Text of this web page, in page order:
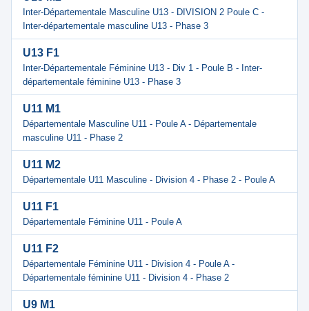
Inter-Départementale Masculine U13 - DIVISION 2 Poule C -
Inter-départementale masculine U13 - Phase 3
U13 F1
Inter-Départementale Féminine U13 - Div 1 - Poule B - Inter-
départementale féminine U13 - Phase 3
U11 M1
Départementale Masculine U11 - Poule A - Départementale
masculine U11 - Phase 2
U11 M2
Départementale U11 Masculine - Division 4 - Phase 2 - Poule A
U11 F1
Départementale Féminine U11 - Poule A
U11 F2
Départementale Féminine U11 - Division 4 - Poule A -
Départementale féminine U11 - Division 4 - Phase 2
U9 M1